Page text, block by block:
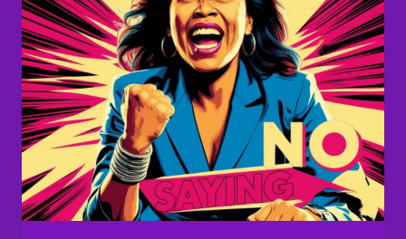
POSITIVES
CHANGE
TA
VIE